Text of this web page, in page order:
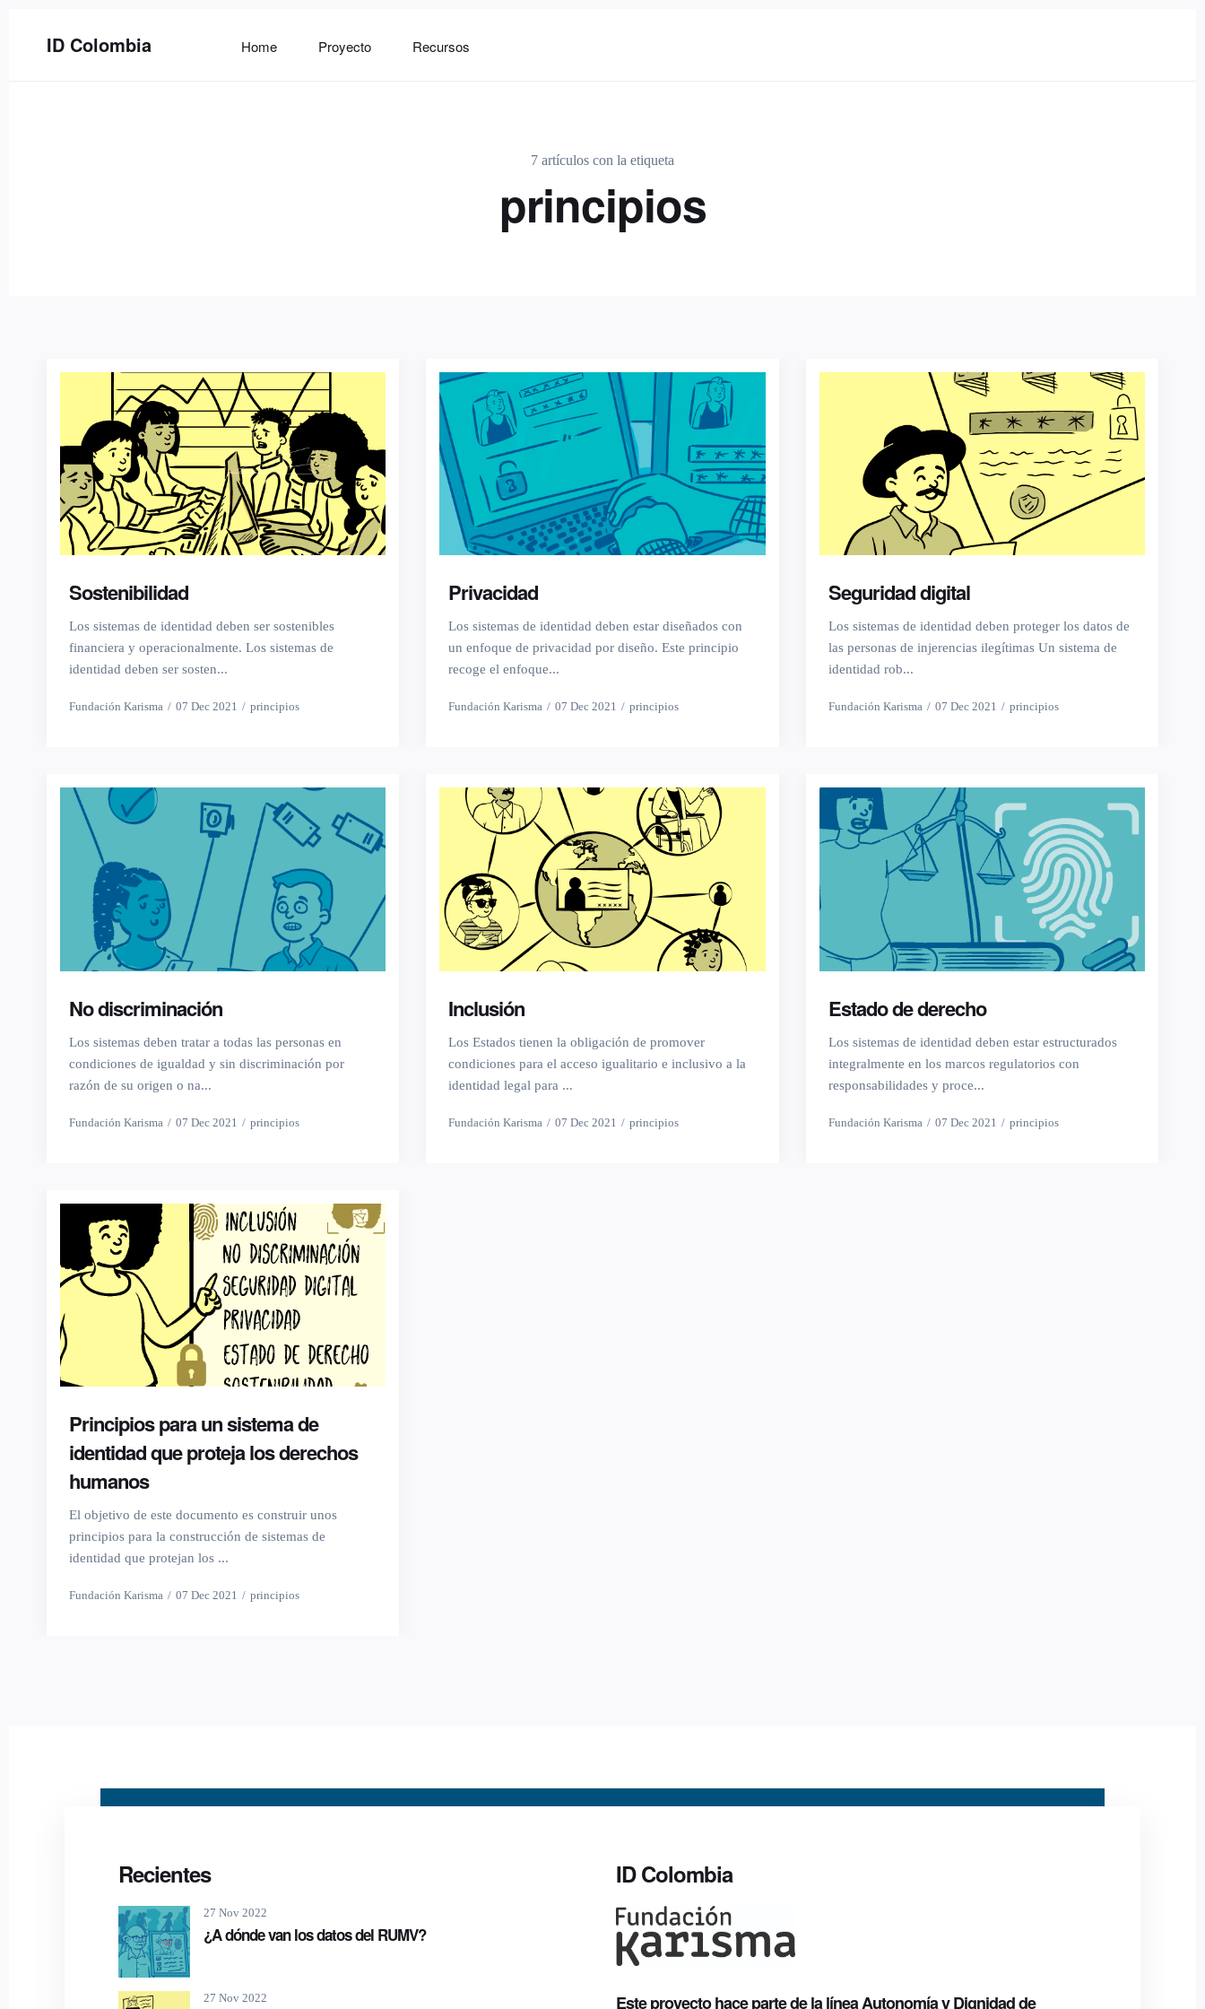
ID Colombia Home Proyecto Recursos
7 artículos con la etiqueta
principios
Sostenibilidad
Los sistemas de identidad deben ser sostenibles
financiera y operacionalmente. Los sistemas de
identidad deben ser sosten...
Fundación Karisma 07 Dec 2021 principios
Privacidad
Los sistemas de identidad deben estar diseñados con
un enfoque de privacidad por diseño. Este principio
recoge el enfoque...
Fundación Karisma 07 Dec 2021 principios
Seguridad digital
Los sistemas de identidad deben proteger los datos de
las personas de injerencias ilegítimas Un sistema de
identidad rob...
Fundación Karisma 07 Dec 2021 principios
No discriminación
Los sistemas deben tratar a todas las personas en
condiciones de igualdad y sin discriminación por
razón de su origen o na...
Fundación Karisma 07 Dec 2021 principios
Inclusión
Los Estados tienen la obligación de promover
condiciones para el acceso igualitario e inclusivo a la
identidad legal para ...
Fundación Karisma 07 Dec 2021 principios
Estado de derecho
Los sistemas de identidad deben estar estructurados
integralmente en los marcos regulatorios con
responsabilidades y proce...
Fundación Karisma 07 Dec 2021 principios
Principios para un sistema de
identidad que proteja los derechos
humanos
El objetivo de este documento es construir unos
principios para la construcción de sistemas de
identidad que protejan los ...
Fundación Karisma 07 Dec 2021 principios
Recientes
27 Nov 2022
¿A dónde van los datos del RUMV?
27 Nov 2022
ID Colombia
Este proyecto hace parte de la línea Autonomía y Dignidad de